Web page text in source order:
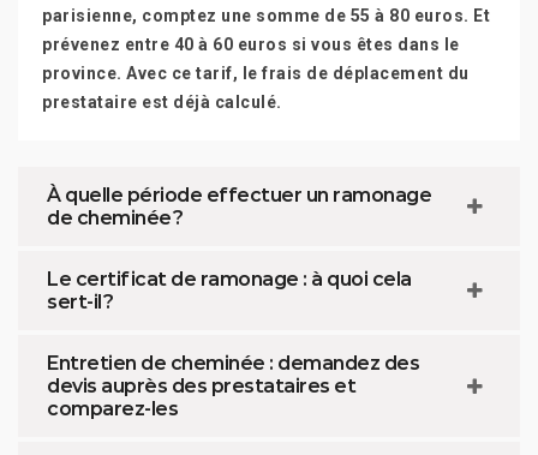
parisienne, comptez une somme de 55 à 80 euros. Et
prévenez entre 40 à 60 euros si vous êtes dans le
province. Avec ce tarif, le frais de déplacement du
prestataire est déjà calculé.
À quelle période effectuer un ramonage
de cheminée ?
Le certificat de ramonage : à quoi cela
sert-il ?
Entretien de cheminée : demandez des
devis auprès des prestataires et
comparez-les